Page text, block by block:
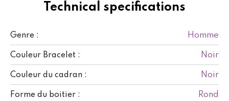
Technical specifications
Genre : Homme
Couleur Bracelet : Noir
Couleur du cadran : Noir
Forme du boitier : Rond